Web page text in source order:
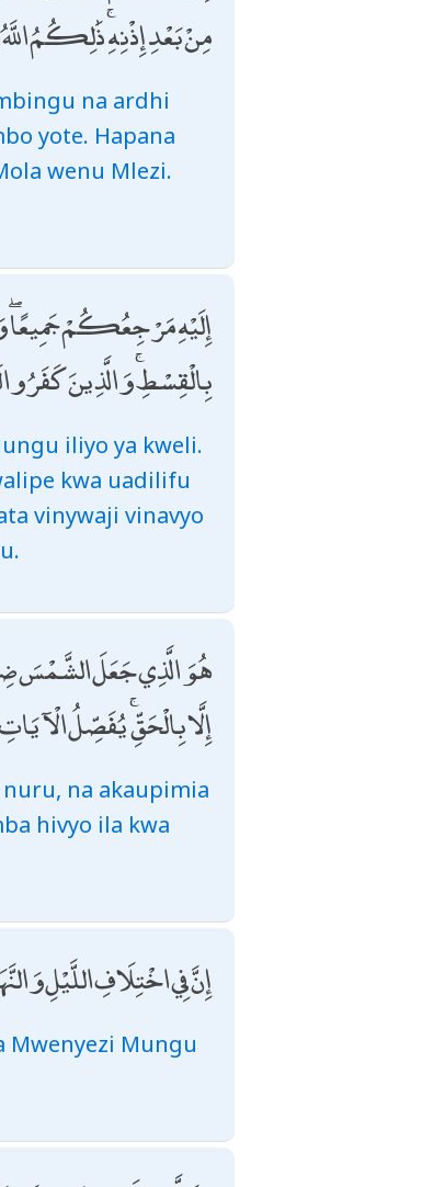
مِنْ بَعْدِ إِذْنِهِ ۚ ذَٰلِكُمُ
na ardhi
yote. Hapana
wenu Mlezi.
إِلَيْهِ مَرْجِعُكُمْ جَمِيعًا
بِالْقِسْطِ ۚ وَالَّذِينَ
iliyo ya kweli.
kwa uadilifu
vinywaji vinavyo
هُوَ الَّذِي جَعَلَ الشَّمْسَ
إِلَّا بِالْحَقِّ ۚ يُفَصِّلُ
na akaupimia
hivyo ila kwa
إِنَّ فِي اخْتِلَافِ اللَّيْلِ
Mwenyezi Mungu